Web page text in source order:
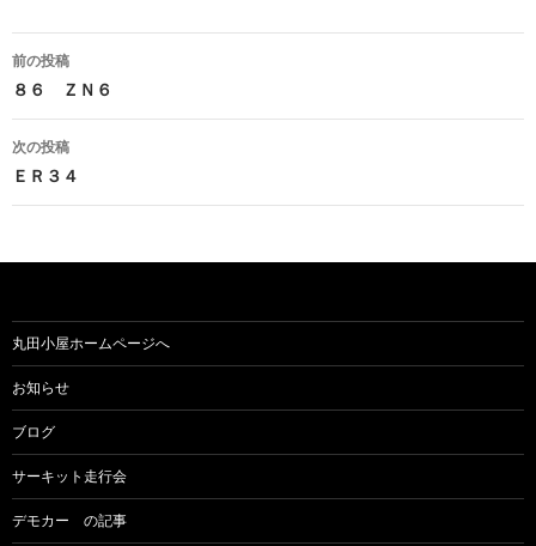
投
稿
ナ
ゲ
シ
ョ
ン
前の投稿
８６ ＺＮ６
次の投稿
ＥＲ３４
丸田小屋ホームページへ
お知らせ
ブログ
サーキット走行会
デモカー の記事